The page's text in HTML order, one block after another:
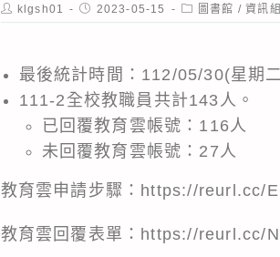
Post
author:
klgsh01
Post
published:
2023-05-15
Post
category:
圖書館 / 資訊組
最後統計時間：112/05/30(星期
111-2全校教職員共計143人。
已回覆教育雲帳號：116人
未回覆教育雲帳號：27人
教育雲申請步驟： https://reurl.cc/
教育雲回覆表單： https://reurl.cc/